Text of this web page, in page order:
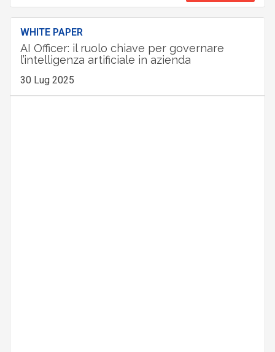
WHITE PAPER
AI Officer: il ruolo chiave per governare
l’intelligenza artificiale in azienda
30 Lug 2025